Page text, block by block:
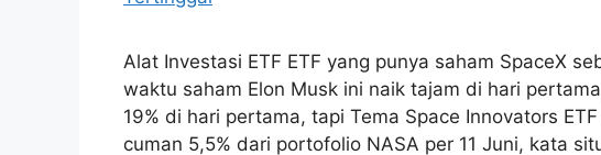
Alat Investasi ETF ETF yang punya saham SpaceX
waktu saham Elon Musk ini naik tajam di hari
19% di hari pertama, tapi Tema Space Innovators
cuman 5,5% dari portofolio NASA per 11 Juni, kata